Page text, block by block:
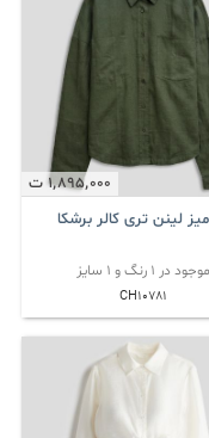
1٬895٬000 ت
لینن تری کالر برشکا
موجود در 1 رنگ و 1 سایز
CH10781